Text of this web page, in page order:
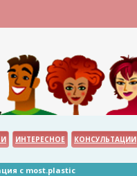
ИНТЕРЕСНОЕ КОНСУЛЬТАЦИИ
с most.plastic